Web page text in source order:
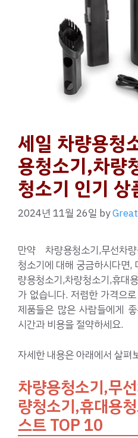
세일 차량용청
용청소기,차량
청소기 인기
2024년 11월 26일 by
만약 차량용청소기,무선차
청소기에 대해 궁금하시다면,
량용청소기,차량청소기,휴
가 없습니다. 저렴한 가격으
제품들은 많은 사람들에게
시간과 비용을 절약하세요.
자세한 내용은 아래에서 살펴
차량용청소기,무
량청소기,휴대용
스트 TOP 10